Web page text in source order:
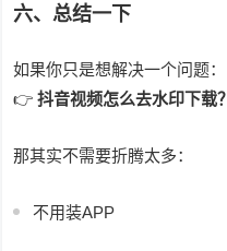
六、总结一下
如果你只是想解决一个问题：
👉抖音视频怎么去水印下载？
那其实不需要折腾太多：
不用装APP